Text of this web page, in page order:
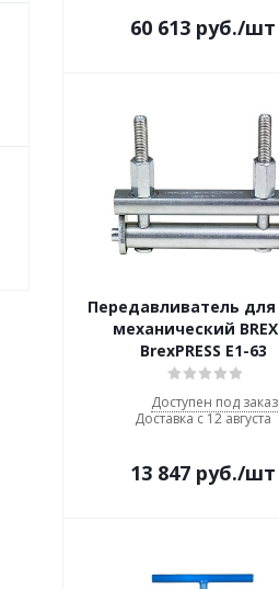
60 613 руб./шт
Передавливатель для
механический
BrexPRESS Е1-63
Доступен под заказ
Доставка с 12 августа
13 847 руб./шт